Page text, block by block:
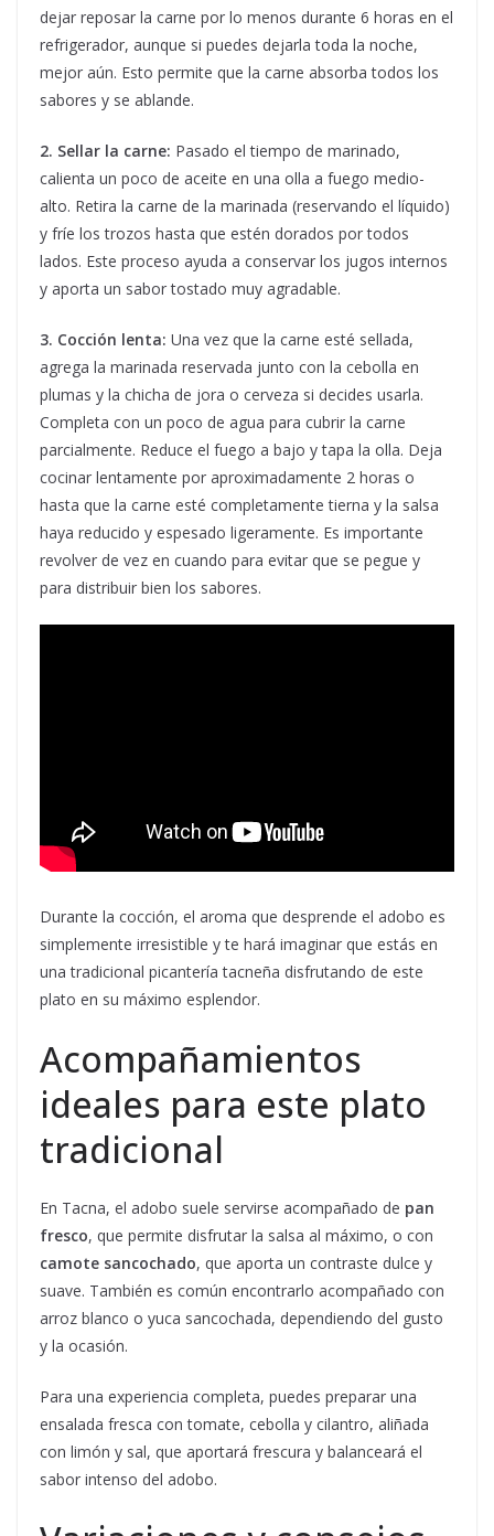
dejar reposar la carne por lo menos durante 6 horas en el
refrigerador, aunque si puedes dejarla toda la noche,
mejor aún. Esto permite que la carne absorba todos los
sabores y se ablande.
2. Sellar la carne: Pasado el tiempo de marinado,
calienta un poco de aceite en una olla a fuego medio-
alto. Retira la carne de la marinada (reservando el líquido)
y fríe los trozos hasta que estén dorados por todos
lados. Este proceso ayuda a conservar los jugos internos
y aporta un sabor tostado muy agradable.
3. Cocción lenta: Una vez que la carne esté sellada,
agrega la marinada reservada junto con la cebolla en
plumas y la chicha de jora o cerveza si decides usarla.
Completa con un poco de agua para cubrir la carne
parcialmente. Reduce el fuego a bajo y tapa la olla. Deja
cocinar lentamente por aproximadamente 2 horas o
hasta que la carne esté completamente tierna y la salsa
haya reducido y espesado ligeramente. Es importante
revolver de vez en cuando para evitar que se pegue y
para distribuir bien los sabores.
Durante la cocción, el aroma que desprende el adobo es
simplemente irresistible y te hará imaginar que estás en
una tradicional picantería tacneña disfrutando de este
plato en su máximo esplendor.
Acompañamientos
ideales para este plato
tradicional
En Tacna, el adobo suele servirse acompañado de pan
fresco, que permite disfrutar la salsa al máximo, o con
camote sancochado, que aporta un contraste dulce y
suave. También es común encontrarlo acompañado con
arroz blanco o yuca sancochada, dependiendo del gusto
y la ocasión.
Para una experiencia completa, puedes preparar una
ensalada fresca con tomate, cebolla y cilantro, aliñada
con limón y sal, que aportará frescura y balanceará el
sabor intenso del adobo.